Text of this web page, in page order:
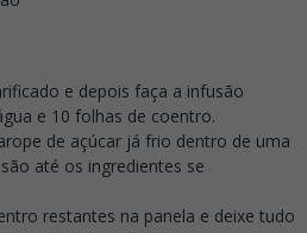
e depois faça a infusão
e 10 folhas de coentro.
de açúcar já frio dentro de uma
até os ingredientes se
restantes na panela e deixe tudo